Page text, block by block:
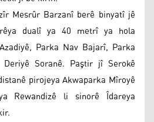
Mesrûr Barzanî berê binyatî jê
dualî ya 40 metrî ya hola
Parka Nav Bajarî, Parka
Soranê. Paştir jî Serokê
pirojeya Akwaparka Mîroyê
Rewandizê li sinorê Îdareya